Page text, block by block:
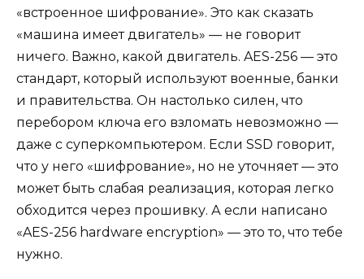
«встроенное шифрование». Это как сказать
«машина имеет двигатель» — не говорит
ничего. Важно, какой двигатель. AES-256 — это
стандарт, который используют военные, банки
и правительства. Он настолько силен, что
перебором ключа его взломать невозможно —
даже с суперкомпьютером. Если SSD говорит,
что у него «шифрование», но не уточняет — это
может быть слабая реализация, которая легко
обходится через прошивку. А если написано
«AES-256 hardware encryption» — это то, что тебе
нужно.